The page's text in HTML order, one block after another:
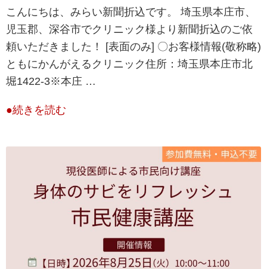
こんにちは、みらい新聞折込です。 埼玉県本庄市、
児玉郡、深谷市でクリニック様より新聞折込のご依
頼いただきました！ [表面のみ] 〇お客様情報(敬称略)
ともにかんがえるクリニック住所：​​埼玉県本庄市北
堀1422-3※本庄 …
●続きを読む